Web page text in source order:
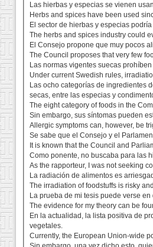
Las hierbas y especias se vienen
Herbs and spices have been used
El sector de hierbas y especias
The herbs and spices industry could
El Consejo propone que muy pocos
The Council proposes that very few
Las normas vigentes suecas
Under current Swedish rules,
Las ocho categorías de ingredientes
secas, entre las especias y
The eight category of foods in the
Sin embargo, sus síntomas pueden
Allergic symptoms can, however, be
Se sabe que el Consejo y el
It is known that the Council and
Como ponente, no buscaba para las
As the rapporteur, I was not seeking
La radiación de alimentos es
The irradiation of foodstuffs is risky
La prueba de mi tesis puede verse
The evidence for my theory can be
En la actualidad, la lista positiva de
vegetales.
Currently, the European Union-wide